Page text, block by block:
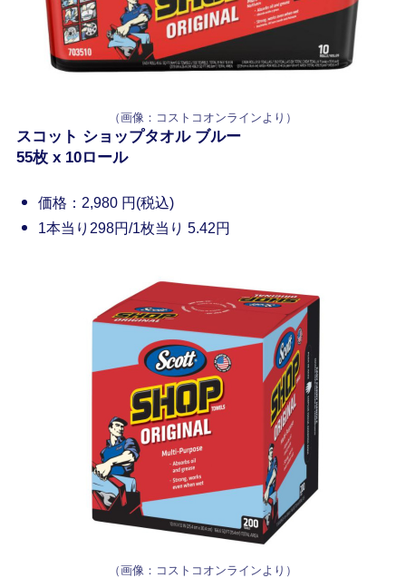
（画像：コストコオンラインより）
スコット ショップタオル ブルー
55枚 x 10ロール
価格：2,980 円(税込)
1本当り298円/1枚当り 5.42円
（画像：コストコオンラインより）